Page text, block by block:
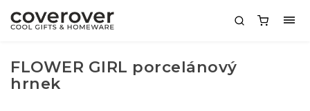
FLOWER GIRL porcelánový
hrnek